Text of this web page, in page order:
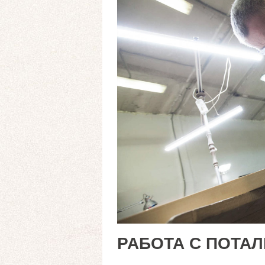
РАБОТА С